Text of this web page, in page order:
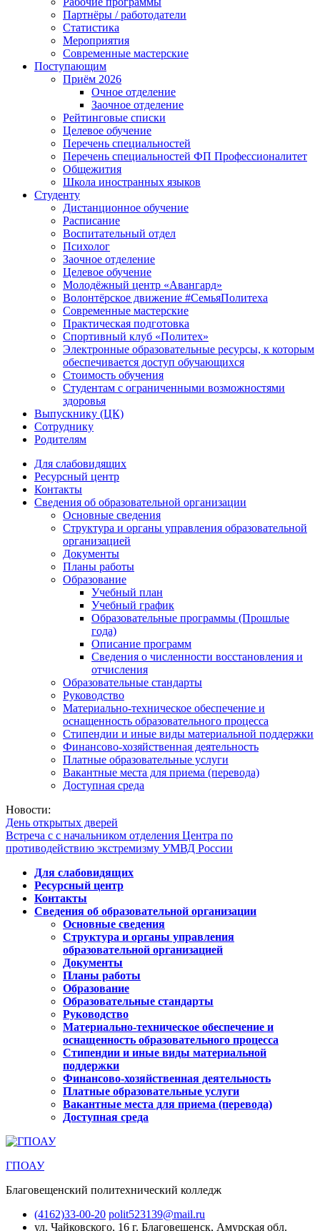
Партнёры / работодатели
Статистика
Мероприятия
Современные мастерские
Поступающим
Приём 2026
Очное отделение
Заочное отделение
Рейтинговые списки
Целевое обучение
Перечень специальностей
Перечень специальностей ФП Профессионалитет
Общежития
Школа иностранных языков
Студенту
Дистанционное обучение
Расписание
Воспитательный отдел
Психолог
Заочное отделение
Целевое обучение
Молодёжный центр «Авангард»
Волонтёрское движение #СемьяПолитеха
Современные мастерские
Практическая подготовка
Спортивный клуб «Политех»
Электронные образовательные ресурсы, к которым
обеспечивается доступ обучающихся
Стоимость обучения
Студентам с ограниченными возможностями
здоровья
Выпускнику (ЦК)
Сотруднику
Родителям
Для слабовидящих
Ресурсный центр
Контакты
Сведения об образовательной организации
Основные сведения
Структура и органы управления образовательной
организацией
Документы
Планы работы
Образование
Учебный план
Учебный график
Образовательные программы (Прошлые
года)
Описание программ
Сведения о численности восстановления и
отчисления
Образовательные стандарты
Руководство
Материально-техническое обеспечение и
оснащенность образовательного процесса
Стипендии и иные виды материальной поддержки
Финансово-хозяйственная деятельность
Платные образовательные услуги
Вакантные места для приема (перевода)
Доступная среда
Новости:
День открытых дверей
Встреча с с начальником отделения Центра по
противодействию экстремизму УМВД России
Для слабовидящих
Ресурсный центр
Контакты
Сведения об образовательной организации
Основные сведения
Структура и органы управления
образовательной организацией
Документы
Планы работы
Образование
Образовательные стандарты
Руководство
Материально-техническое обеспечение и
оснащенность образовательного процесса
Стипендии и иные виды материальной
поддержки
Финансово-хозяйственная деятельность
Платные образовательные услуги
Вакантные места для приема (перевода)
Доступная среда
ГПОАУ
Благовещенский политехнический колледж
(4162)33-00-20 polit523139@mail.ru
ул. Чайковского, 16 г. Благовещенск, Амурская обл.